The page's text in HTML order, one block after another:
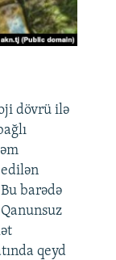
dövrü ilə
barədə
qeyd